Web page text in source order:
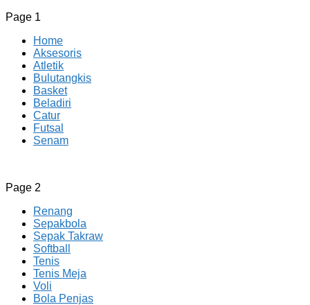
Page 1
Home
Aksesoris
Atletik
Bulutangkis
Basket
Beladiri
Catur
Futsal
Senam
CV JAYA BERSAMA Co Id
Menyediakan Semua Perlengkapan Olahraga Yang
Page 2
Renang
Sepakbola
Sepak Takraw
Softball
Tenis
Tenis Meja
Voli
Bola Penjas